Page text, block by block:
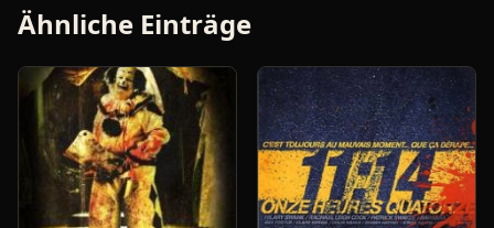
Ähnliche Einträge